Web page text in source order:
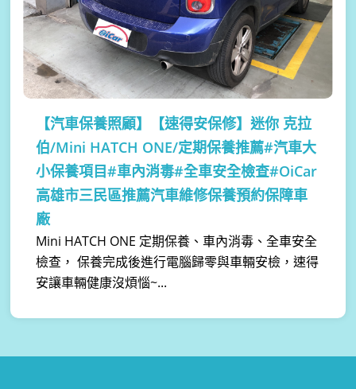
【汽車保養照顧】
【速得安保修】迷你 克拉
伯/Mini HATCH ONE/定期保養推薦#汽車大
小保養項目#車內消毒#全車安全檢查#OiCar
高雄市三民區推薦汽車維修保養預約保障車
廠
Mini HATCH ONE 定期保養、車內消毒、全車安全
檢查， 保養完成後進行電腦歸零與車輛安檢，速得
安讓車輛健康沒煩惱~...